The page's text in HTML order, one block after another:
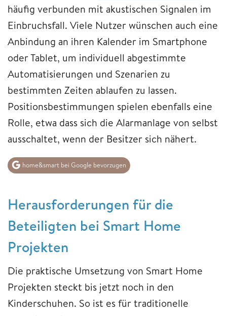
häufig verbunden mit akustischen Signalen im
Einbruchsfall. Viele Nutzer wünschen auch eine
Anbindung an ihren Kalender im Smartphone
oder Tablet, um individuell abgestimmte
Automatisierungen und Szenarien zu
bestimmten Zeiten ablaufen zu lassen.
Positionsbestimmungen spielen ebenfalls eine
Rolle, etwa dass sich die Alarmanlage von selbst
ausschaltet, wenn der Besitzer sich nähert.
home&smart bei Google bevorzugen
Herausforderungen für die
Beteiligten bei Smart Home
Projekten
Die praktische Umsetzung von Smart Home
Projekten steckt bis jetzt noch in den
Kinderschuhen. So ist es für traditionelle